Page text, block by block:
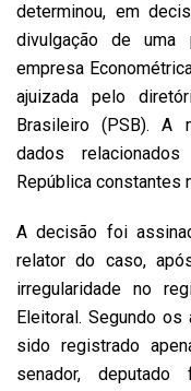
determinou, em
divulgação de uma
empresa
ajuizada pelo
Brasileiro (PSB). A
dados
República constantes
A decisão foi
relator do caso,
irregularidade no
Eleitoral. Segundo
sido registrado
senador,